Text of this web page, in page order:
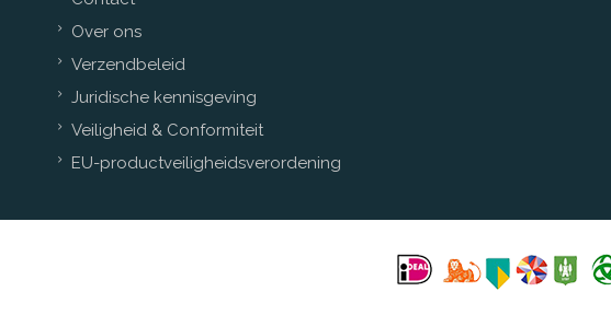
Over ons
Verzendbeleid
Juridische kennisgeving
Veiligheid & Conformiteit
EU-productveiligheidsverordening